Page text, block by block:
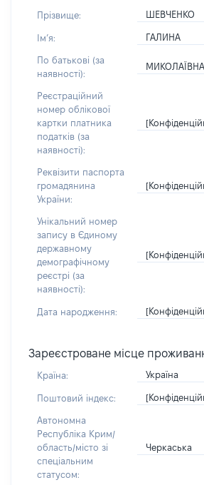
Прізвище: ШЕВЧЕНКО
Імʼя: ГАЛИНА
По батькові (за
наявності):
МИКОЛАЇВНА
Реєстраційний
номер облікової
картки платника
податків (за
наявності):
Реквізити паспорта
громадянина
України:
Унікальний номер
запису в Єдиному
державному
демографічному
реєстрі (за
наявності):
Дата народження:
Зареєстроване місце
Країна: Україна
Поштовий індекс:
Автономна
Республіка Крим/
область/місто зі
спеціальним
статусом:
Черкаська